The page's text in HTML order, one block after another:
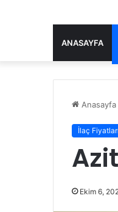
ANASAYFA
Anasayfa
İlaç Fiyatları
Ekim 6,